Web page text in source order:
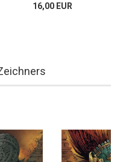
16,00 EUR